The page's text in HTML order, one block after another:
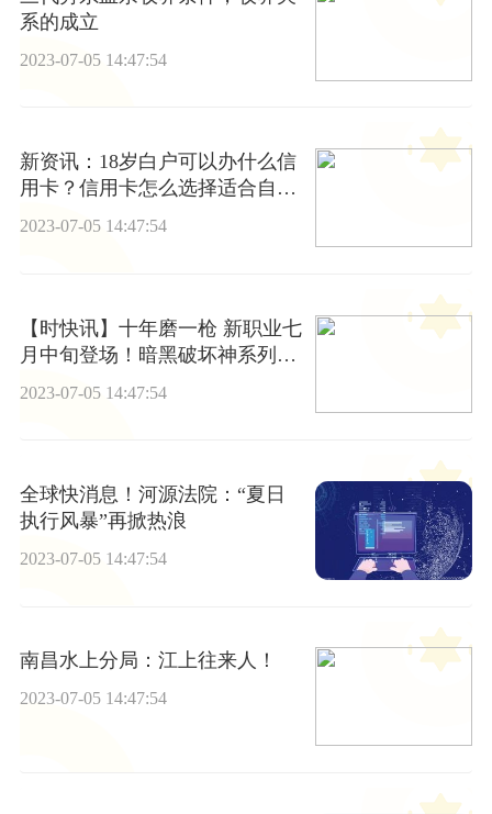
系的成立
2023-07-05 14:47:54
新资讯：18岁白户可以办什么信
用卡？信用卡怎么选择适合自己
的？
2023-07-05 14:47:54
【时快讯】十年磨一枪 新职业七
月中旬登场！暗黑破坏神系列人
2023-07-05 14:47:54
全球快消息！河源法院：“夏日
执行风暴”再掀热浪
2023-07-05 14:47:54
南昌水上分局：江上往来人！
2023-07-05 14:47:54